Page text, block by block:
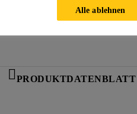
PRODUKTDATENBLATT
Alle ablehnen